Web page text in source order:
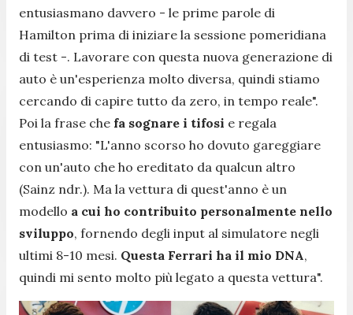
entusiasmano davvero - le prime parole di
Hamilton prima di iniziare la sessione pomeridiana
di test -. Lavorare con questa nuova generazione di
auto è un'esperienza molto diversa, quindi stiamo
cercando di capire tutto da zero, in tempo reale".
Poi la frase che fa sognare i tifosi e regala
entusiasmo: "L'anno scorso ho dovuto gareggiare
con un'auto che ho ereditato da qualcun altro
(Sainz ndr.). Ma la vettura di quest'anno è un
modello a cui ho contribuito personalmente nello
sviluppo, fornendo degli input al simulatore negli
ultimi 8-10 mesi. Questa Ferrari ha il mio DNA,
quindi mi sento molto più legato a questa vettura".